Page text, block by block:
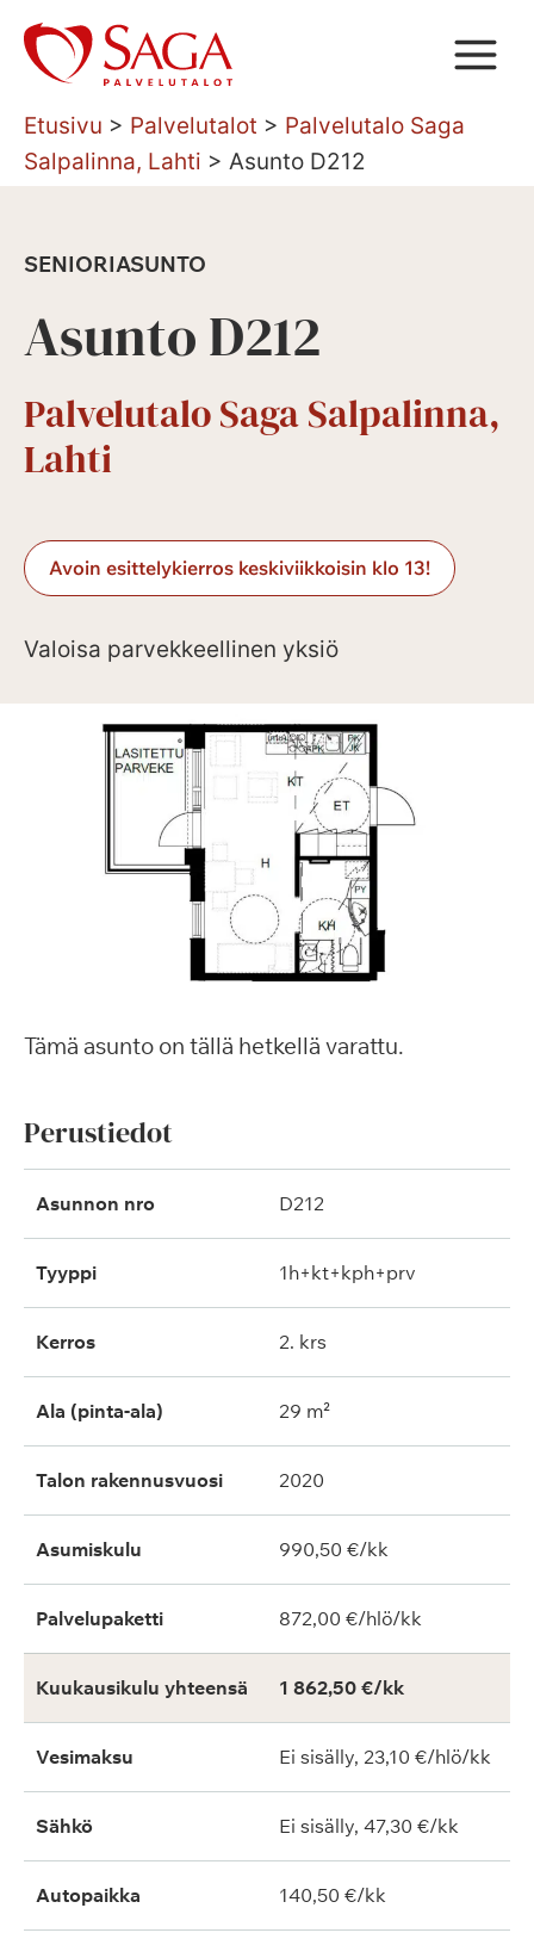
Siirry
sisältöön
Etusivu > Palvelutalot > Palvelutalo Saga
Salpalinna, Lahti > Asunto D212
SENIORIASUNTO
Asunto D212
Palvelutalo Saga Salpalinna,
Lahti
Avoin esittelykierros keskiviikkoisin klo 13!
Valoisa parvekkeellinen yksiö
Tämä asunto on tällä hetkellä varattu.
Perustiedot
Asunnon nro D212
Tyyppi 1h+kt+kph+prv
Kerros 2. krs
Ala (pinta-ala) 29 m²
Talon rakennusvuosi 2020
Asumiskulu 990,50 €/kk
Palvelupaketti 872,00 €/hlö/kk
Kuukausikulu yhteensä 1 862,50 €/kk
Vesimaksu Ei sisälly, 23,10 €/hlö/kk
Sähkö Ei sisälly, 47,30 €/kk
Autopaikka 140,50 €/kk